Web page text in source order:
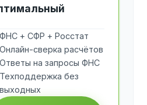
ФНС + СФР + Росстат
Онлайн-сверка расчётов
Ответы на запросы ФНС
Техподдержка без
выходных